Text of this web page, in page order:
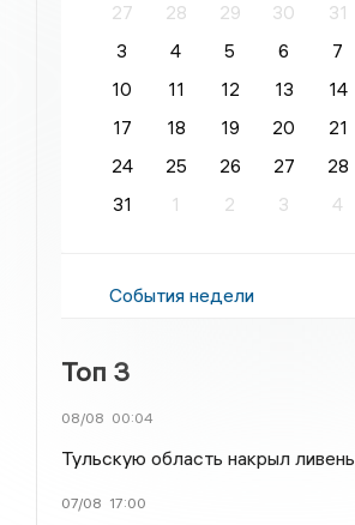
27
28 29 30 31
3
4 5 6 7
10
11 12 13 14
17
18 19 20 21
24
25 26 27 28
31
1 2 3 4
События недели
Топ 3
08/08 00:04
Тульскую область накрыл ливень
07/08 17:00